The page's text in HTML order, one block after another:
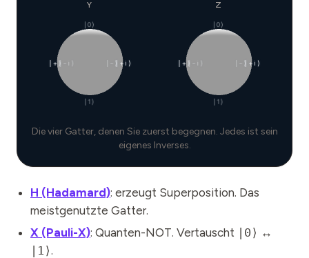
Y
|+⟩ |−⟩|+i⟩
|−i⟩
|0⟩
|1⟩
Z
|+⟩ |−⟩|+i⟩
|−i⟩
|0⟩
|1⟩
Die vier Gatter, denen Sie zuerst begegnen. Jedes ist sein
eigenes Inverses.
H (Hadamard): erzeugt Superposition. Das
meistgenutzte Gatter.
X (Pauli-X): Quanten-NOT. Vertauscht |0⟩ ↔
|1⟩.